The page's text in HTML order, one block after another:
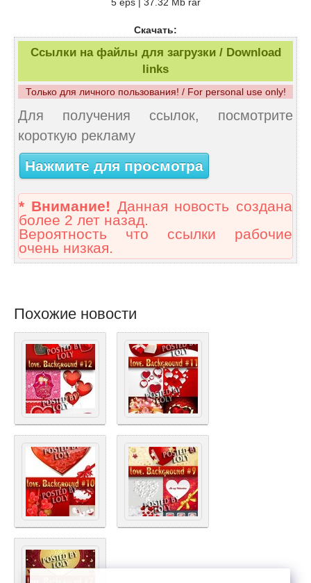
5 eps | 37.32 Mb rar
Скачать:
Ссылки на файлы для загрузки / Download
links
Только для личного пользования! / For personal use only!
Для получения ссылок, посмотрите
короткую рекламу
Нажмите для просмотра
* Внимание! Данная новость создана
более 2 лет назад.
Вероятность что ссылки рабочие
очень низкая.
Похожие новости